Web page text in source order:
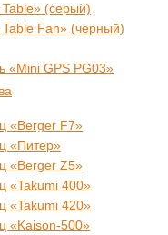
(серый)
Fan» (черный)
«Mini GPS PG03»
«Berger F7»
«Питер»
«Berger Z5»
«Takumi 400»
«Takumi 420»
«Kaison-500»